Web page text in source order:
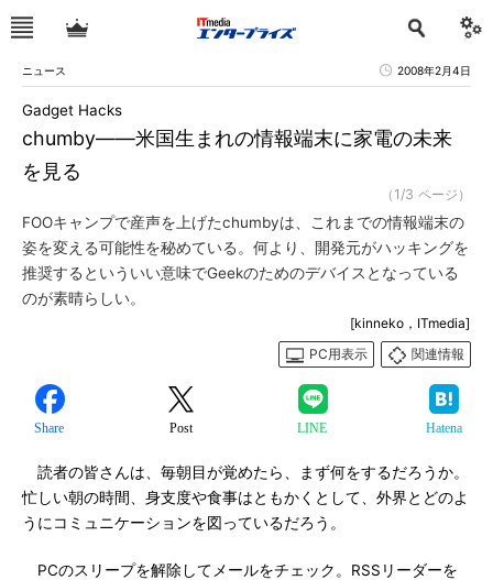
ニュース 2008年2月4日
chumby――米国生まれの情報端末に家電の未来
を見る
Gadget Hacks
（1/3 ページ）
FOOキャンプで産声を上げたchumbyは、これまでの情報端末の
姿を変える可能性を秘めている。何より、開発元がハッキングを
推奨するといういい意味でGeekのためのデバイスとなっている
のが素晴らしい。
[kinneko，ITmedia]
PC用表示
関連情報
Share Post LINE Hatena
読者の皆さんは、毎朝目が覚めたら、まず何をするだろうか。
忙しい朝の時間、身支度や食事はともかくとして、外界とどのよ
うにコミュニケーションを図っているだろう。
PCのスリープを解除してメールをチェック。RSSリーダーを